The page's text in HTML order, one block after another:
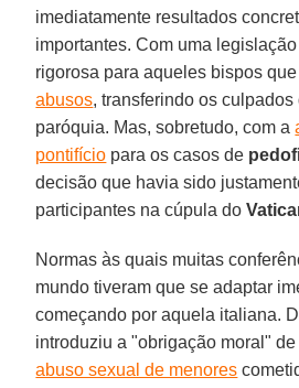
imediatamente resultados
importantes. Com uma
rigorosa para aqueles bispos
abusos, transferindo os
paróquia. Mas, sobretudo, com a
pontifício para os casos de
decisão que havia sido
participantes na cúpula do
Normas às quais muitas
mundo tiveram que se adaptar
começando por aquela italiana.
introduziu a "obrigação moral"
abuso sexual de menores